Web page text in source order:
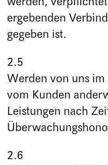
ergebenden
gegeben ist.
2.5
Werden von uns
vom Kunden
Leistungen nach
2.6